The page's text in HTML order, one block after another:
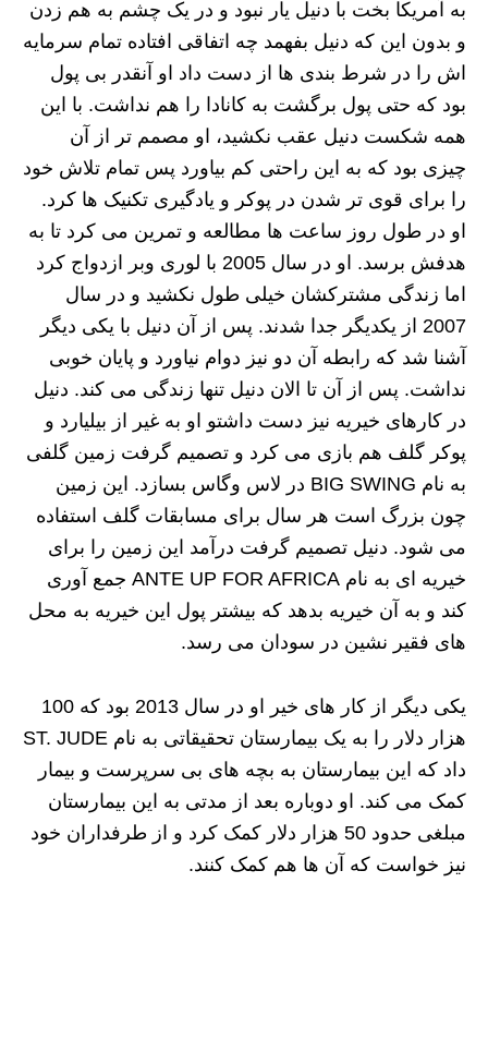
به آمریکا بخت با دنیل یار نبود و در یک چشم به هم زدن
و بدون این که دنیل بفهمد چه اتفاقی افتاده تمام سرمایه
اش را در شرط بندی ها از دست داد او آنقدر بی پول
بود که حتی پول برگشت به کانادا را هم نداشت. با این
همه شکست دنیل عقب نکشید، او مصمم تر از آن
چیزی بود که به این راحتی کم بیاورد پس تمام تلاش خود
را برای قوی تر شدن در پوکر و یادگیری تکنیک ها کرد.
او در طول روز ساعت ها مطالعه و تمرین می کرد تا به
هدفش برسد. او در سال 2005 با لوری وبر ازدواج کرد
اما زندگی مشترکشان خیلی طول نکشید و در سال
2007 از یکدیگر جدا شدند. پس از آن دنیل با یکی دیگر
آشنا شد که رابطه آن دو نیز دوام نیاورد و پایان خوبی
نداشت. پس از آن تا الان دنیل تنها زندگی می کند. دنیل
در کارهای خیریه نیز دست داشتو او به غیر از بیلیارد و
پوکر گلف هم بازی می کرد و تصمیم گرفت زمین گلفی
به نام BIG SWING در لاس وگاس بسازد. این زمین
چون بزرگ است هر سال برای مسابقات گلف استفاده
می شود. دنیل تصمیم گرفت درآمد این زمین را برای
خیریه ای به نام ANTE UP FOR AFRICA جمع آوری
کند و به آن خیریه بدهد که بیشتر پول این خیریه به محل
های فقیر نشین در سودان می رسد.
یکی دیگر از کار های خیر او در سال 2013 بود که 100
هزار دلار را به یک بیمارستان تحقیقاتی به نام ST. JUDE
داد که این بیمارستان به بچه های بی سرپرست و بیمار
کمک می کند. او دوباره بعد از مدتی به این بیمارستان
مبلغی حدود 50 هزار دلار کمک کرد و از طرفداران خود
نیز خواست که آن ها هم کمک کنند.